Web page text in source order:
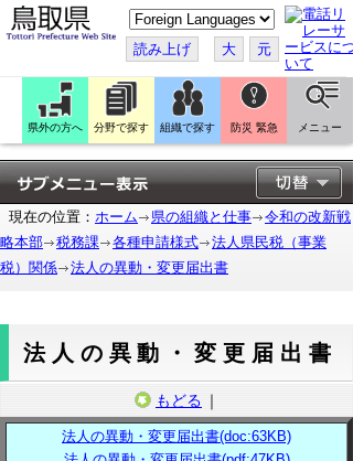
こ
の
ペ
ー
ジ
翻
訳
す
る
読み上げ 大 元
県外の方へ 分野で探す 組織で探す 防災 緊急 メニュー
現在の位置： ホーム 県の組織と仕事
令和の改新戦
略本部
税務課 各種申請様式
法人県民税（事業
税）関係
法人の異動・変更届出書
法人の異動・変更届出書
もどる ｜
法人の異動・変更届出書(doc:63KB)